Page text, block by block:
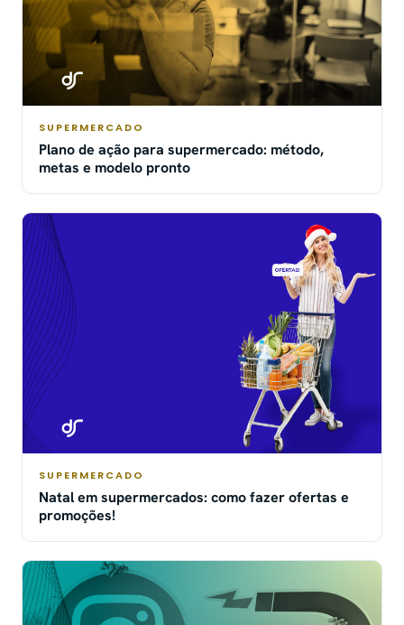
SUPERMERCADO
Plano de ação para supermercado: método,
metas e modelo pronto
SUPERMERCADO
Natal em supermercados: como fazer ofertas e
promoções!